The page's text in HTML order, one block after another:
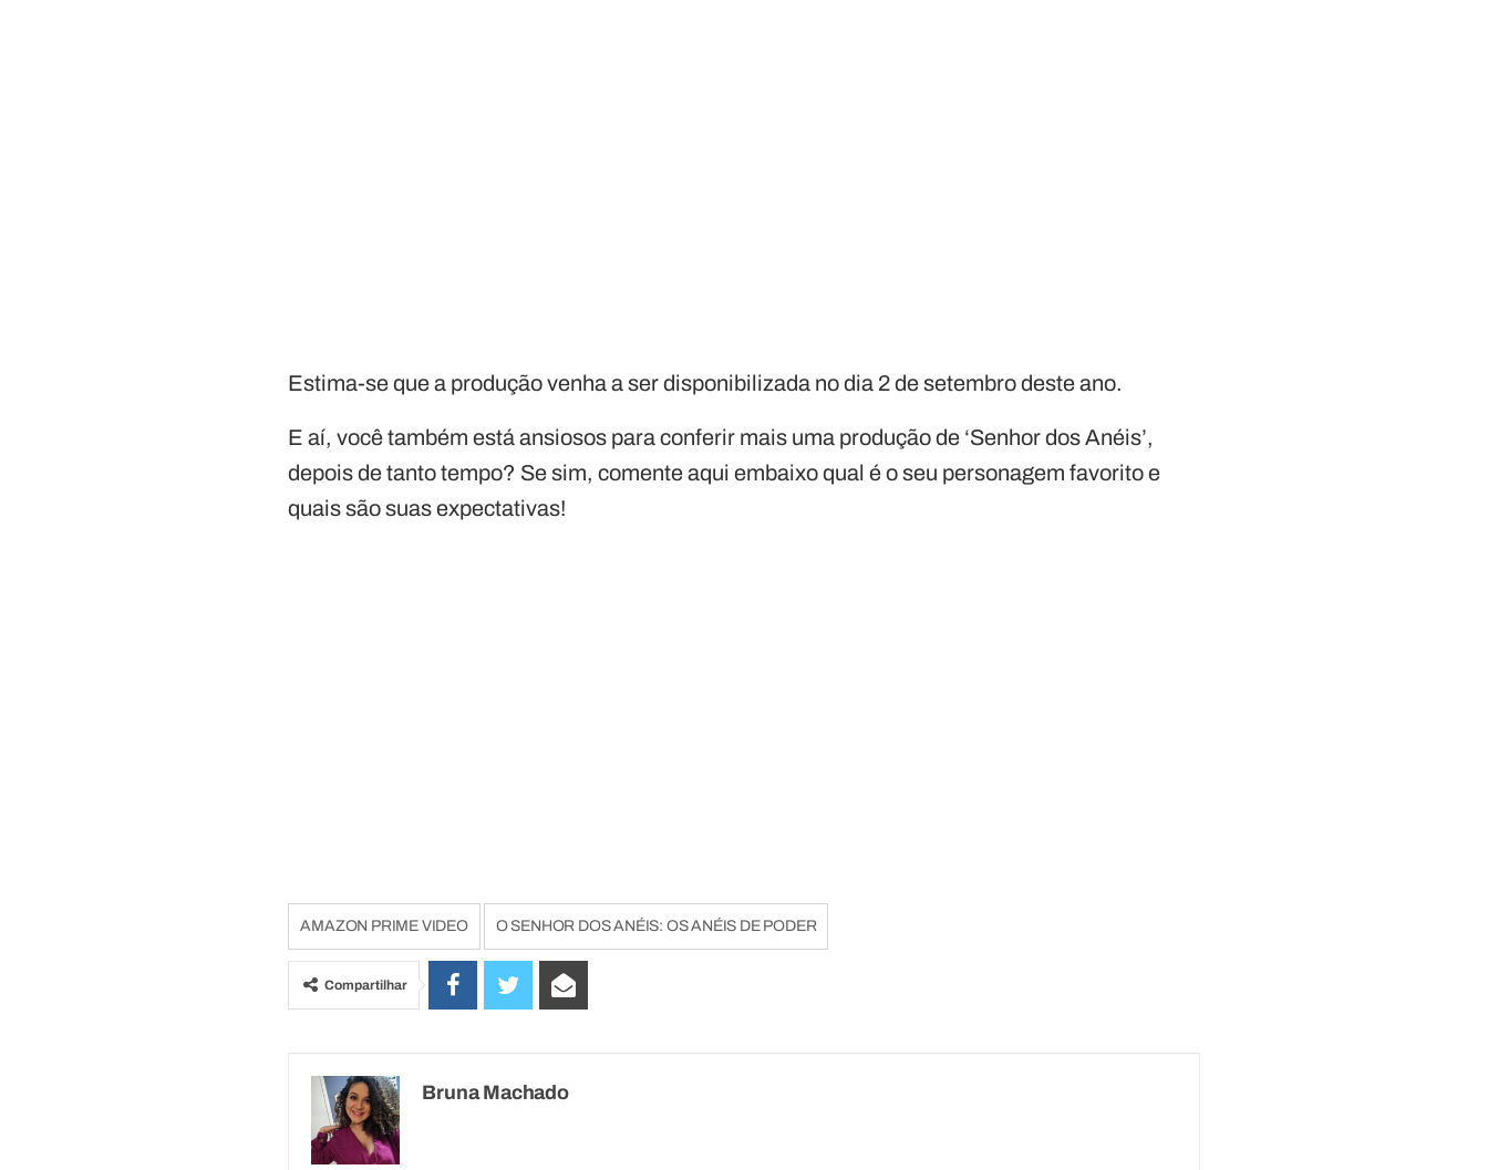
Estima-se que a produção venha a ser disponibilizada no dia 2 de setembro deste ano.
E aí, você também está ansiosos para conferir mais uma produção de ‘Senhor dos Anéis’,
depois de tanto tempo? Se sim, comente aqui embaixo qual é o seu personagem favorito e
quais são suas expectativas!
AMAZON PRIME VIDEO O SENHOR DOS ANÉIS: OS ANÉIS DE PODER
Compartilhar
Bruna Machado